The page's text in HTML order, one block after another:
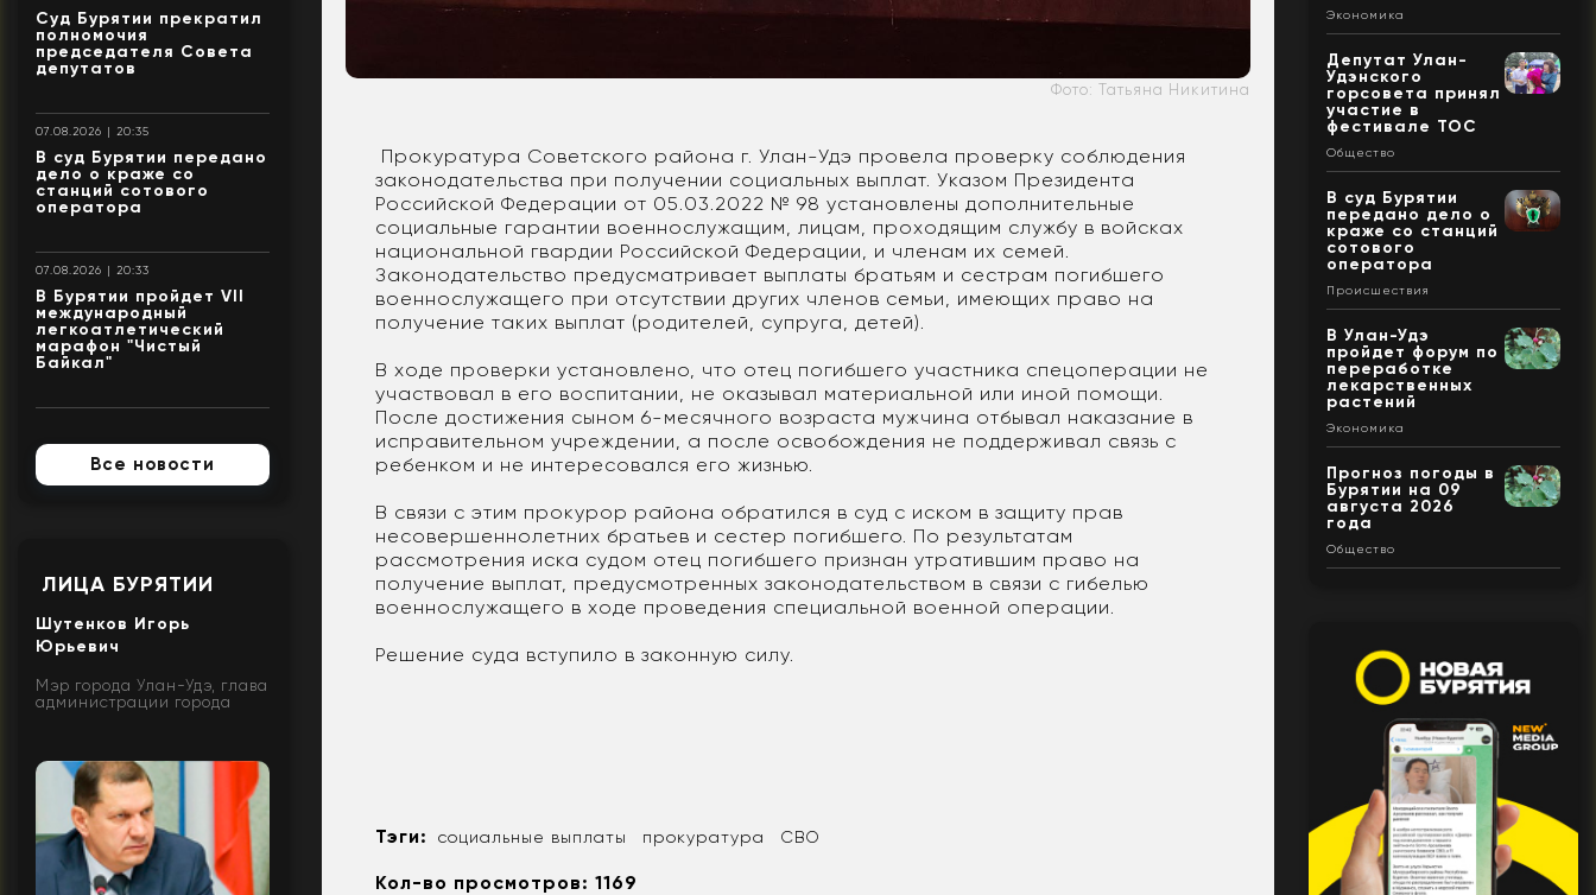
Суд Бурятии прекратил
полномочия
председателя Совета
депутатов
07.08.2026 | 20:35
В суд Бурятии передано
дело о краже со
станций сотового
оператора
07.08.2026 | 20:33
В Бурятии пройдет VII
международный
легкоатлетический
марафон "Чистый
Байкал"
Все новости
ЛИЦА БУРЯТИИ
Шутенков Игорь
Юрьевич
Мэр города Улан-Удэ, глава
администрации города
Фото: Татьяна Никитина
Прокуратура Советского района г. Улан-Удэ провела проверку соблюдения
законодательства при получении социальных выплат. Указом Президента
Российской Федерации от 05.03.2022 № 98 установлены дополнительные
социальные гарантии военнослужащим, лицам, проходящим службу в войсках
национальной гвардии Российской Федерации, и членам их семей.
Законодательство предусматривает выплаты братьям и сестрам погибшего
военнослужащего при отсутствии других членов семьи, имеющих право на
получение таких выплат (родителей, супруга, детей).
В ходе проверки установлено, что отец погибшего участника спецоперации не
участвовал в его воспитании, не оказывал материальной или иной помощи.
После достижения сыном 6-месячного возраста мужчина отбывал наказание в
исправительном учреждении, а после освобождения не поддерживал связь с
ребенком и не интересовался его жизнью.
В связи с этим прокурор района обратился в суд с иском в защиту прав
несовершеннолетних братьев и сестер погибшего. По результатам
рассмотрения иска судом отец погибшего признан утратившим право на
получение выплат, предусмотренных законодательством в связи с гибелью
военнослужащего в ходе проведения специальной военной операции.
Решение суда вступило в законную силу.
Тэги: социальные выплаты прокуратура СВО
Кол-во просмотров: 1169
Экономика
Депутат Улан-
Удэнского
горсовета принял
участие в
фестивале ТОС
Общество
В суд Бурятии
передано дело о
краже со станций
сотового
оператора
Происшествия
В Улан-Удэ
пройдет форум по
переработке
лекарственных
растений
Экономика
Прогноз погоды в
Бурятии на 09
августа 2026
года
Общество